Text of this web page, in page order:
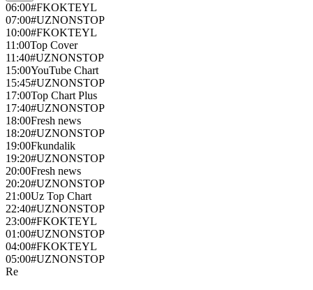
06:00#FKOKTEYL
07:00#UZNONSTOP
10:00#FKOKTEYL
11:00Top Cover
11:40#UZNONSTOP
15:00YouTube Chart
15:45#UZNONSTOP
17:00Top Chart Plus
17:40#UZNONSTOP
18:00Fresh news
18:20#UZNONSTOP
19:00Fkundalik
19:20#UZNONSTOP
20:00Fresh news
20:20#UZNONSTOP
21:00Uz Top Chart
22:40#UZNONSTOP
23:00#FKOKTEYL
01:00#UZNONSTOP
04:00#FKOKTEYL
05:00#UZNONSTOP
Re